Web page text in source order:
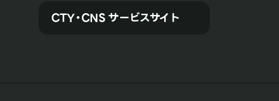
CTY・CNS サービスサイト